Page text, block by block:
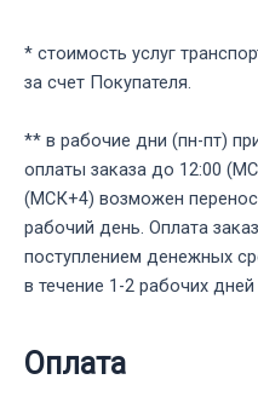
* стоимость услуг
за счет Покупателя.
** в рабочие дни (пн-пт)
оплаты заказа до 12:00
(МСК+4) возможен
рабочий день. Оплата
поступлением денежных
в течение 1-2 рабочих
Оплата